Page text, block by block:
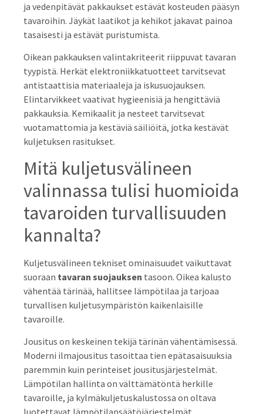
ja vedenpitävät pakkaukset estävät kosteuden pääsyn
tavaroihin. Jäykät laatikot ja kehikot jakavat painoa
tasaisesti ja estävät puristumista.
Oikean pakkauksen valintakriteerit riippuvat tavaran
tyypistä. Herkät elektroniikkatuotteet tarvitsevat
antistaattisia materiaaleja ja iskusuojauksen.
Elintarvikkeet vaativat hygieenisiä ja hengittäviä
pakkauksia. Kemikaalit ja nesteet tarvitsevat
vuotamattomia ja kestäviä säiliöitä, jotka kestävät
kuljetuksen rasitukset.
Mitä kuljetusvälineen
valinnassa tulisi huomioida
tavaroiden turvallisuuden
kannalta?
Kuljetusvälineen tekniset ominaisuudet vaikuttavat
suoraan tavaran suojauksen tasoon. Oikea kalusto
vähentää tärinää, hallitsee lämpötilaa ja tarjoaa
turvallisen kuljetusympäristön kaikenlaisille
tavaroille.
Jousitus on keskeinen tekijä tärinän vähentämisessä.
Moderni ilmajousitus tasoittaa tien epätasaisuuksia
paremmin kuin perinteiset jousitusjärjestelmät.
Lämpötilan hallinta on välttämätöntä herkille
tavaroille, ja kylmäkuljetuskalustossa on oltava